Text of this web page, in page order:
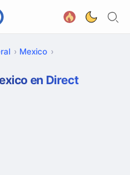
Mexico
en Direct